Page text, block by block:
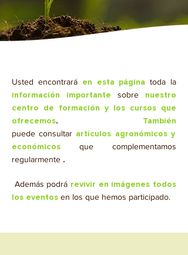
Usted encontrará en esta página toda la
información importante sobre
nuestro
centro de formación y los cursos que
ofrecemos. También
puedeconsultar artículos agronómicos y
económicos
que
complementamos
regularmente .
Además podrá revivir en imágenes todos
los eventos en los que hemos participado.